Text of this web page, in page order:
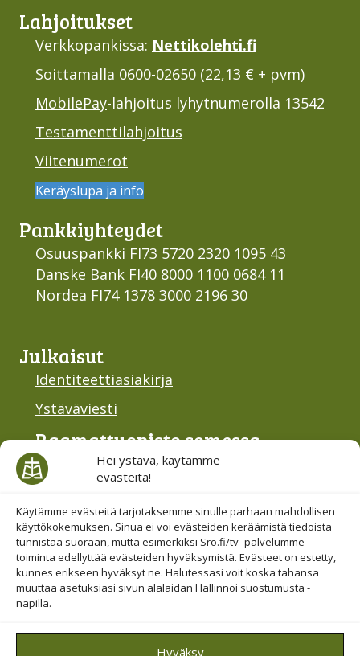
Hei ystävä, käytämme
evästeitä!
Käytämme evästeitä tarjotaksemme sinulle parhaan mahdollisen
käyttökokemuksen. Sinua ei voi evästeiden keräämistä tiedoista
tunnistaa suoraan, mutta esimerkiksi Sro.fi/tv -palvelumme
toiminta edellyttää evästeiden hyväksymistä. Evästeet on estetty,
kunnes erikseen hyväksyt ne. Halutessasi voit koska tahansa
muuttaa asetuksiasi sivun alalaidan Hallinnoi suostumusta -
napilla.
Hyväksy
Lahjoi­tukset
Verkkopankissa: Nettikolehti.fi
Soittamalla 0600-02650 (22,13 € + pvm)
MobilePay-lahjoitus lyhytnumerolla 13542
Testamenttilahjoitus
Viitenumerot
Keräyslupa ja info
Pankki­yhteydet
Osuuspankki FI73 5720 2320 1095 43
Danske Bank FI40 8000 1100 0684 11
Nordea FI74 1378 3000 2196 30
Julkaisut
Identiteettiasiakirja
Ystäväviesti
Raamattu­opisto somessa
Evästesuostumus
Hallinnoi evästeitä
Etsi sivuiltamme